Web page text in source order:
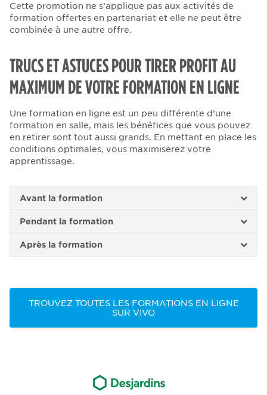
Cette promotion ne s’applique pas aux activités de
formation offertes en partenariat et elle ne peut être
combinée à une autre offre.
TRUCS ET ASTUCES POUR TIRER PROFIT AU
MAXIMUM DE VOTRE FORMATION EN LIGNE
Une formation en ligne est un peu différente d’une
formation en salle, mais les bénéfices que vous pouvez
en retirer sont tout aussi grands. En mettant en place les
conditions optimales, vous maximiserez votre
apprentissage.
Avant la formation
Pendant la formation
Après la formation
TROUVEZ TOUTES LES FORMATIONS EN LIGNE
SUR VIVO